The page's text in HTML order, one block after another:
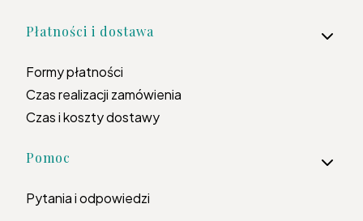
Płatności i dostawa
Formy płatności
Czas realizacji zamówienia
Czas i koszty dostawy
Pomoc
Pytania i odpowiedzi